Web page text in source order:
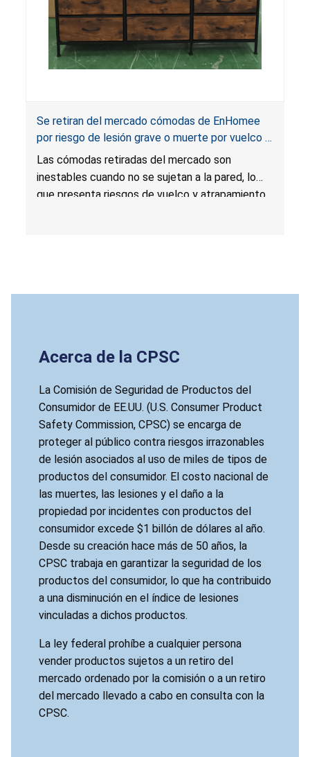
Se retiran del mercado cómodas de EnHomee
por riesgo de lesión grave o muerte por vuelco y
atrapamiento; infringen la norma obligatoria para
muebles para guardar ropa; vendidas por
EnHomee Direct
Las cómodas retiradas del mercado son
inestables cuando no se sujetan a la pared, lo
que presenta riesgos de vuelco y atrapamiento
Acerca de la CPSC
La Comisión de Seguridad de Productos del
Consumidor de EE.UU. (U.S. Consumer Product
Safety Commission, CPSC) se encarga de
proteger al público contra riesgos irrazonables
de lesión asociados al uso de miles de tipos de
productos del consumidor. El costo nacional de
las muertes, las lesiones y el daño a la
propiedad por incidentes con productos del
consumidor excede $1 billón de dólares al año.
Desde su creación hace más de 50 años, la
CPSC trabaja en garantizar la seguridad de los
productos del consumidor, lo que ha contribuido
a una disminución en el índice de lesiones
vinculadas a dichos productos.
La ley federal prohíbe a cualquier persona
vender productos sujetos a un retiro del
mercado ordenado por la comisión o a un retiro
del mercado llevado a cabo en consulta con la
CPSC.